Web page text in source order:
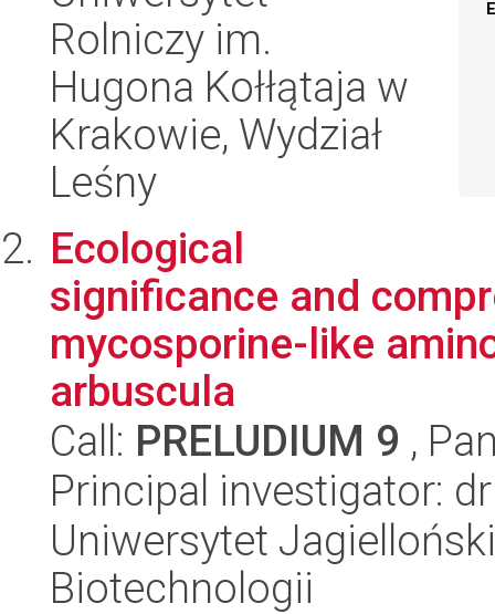
Rolniczy im.
Hugona Kołłątaja w
Krakowie, Wydział
Leśny
Ecological
significance and
mycosporine-like
arbuscula
Call: PRELUDIUM 9 ,
Principal investigator:
Uniwersytet
Biotechnologii